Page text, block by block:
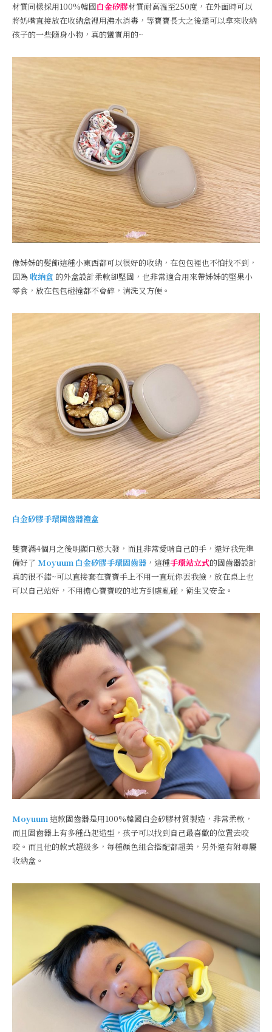
材質同樣採用100%韓國白金矽膠材質耐高溫至250度，在外面時可以
將奶嘴直接放在收納盒裡用沸水消毒，等寶寶長大之後還可以拿來收納
孩子的一些隨身小物，真的蠻實用的~
像姊姊的髮飾這種小東西都可以很好的收納，在包包裡也不怕找不到，
因為收納盒 的外盒設計柔軟卻堅固，也非常適合用來帶姊姊的堅果小
零食，放在包包碰撞都不會碎，清洗又方便。
白金矽膠手環固齒器禮盒
雙寶滿4個月之後明顯口慾大發，而且非常愛啃自己的手，還好我先準
備好了 Moyuum 白金矽膠手環固齒器 ，這種手環站立式的固齒器設計
真的很不錯~可以直接套在寶寶手上不用一直玩你丟我撿，放在桌上也
可以自己站好，不用擔心寶寶咬的地方到處亂碰，衛生又安全。
Moyuum 這款固齒器是用100%韓國白金矽膠材質製造，非常柔軟，
而且固齒器上有多種凸起造型，孩子可以找到自己最喜歡的位置去咬
咬。而且他的款式超級多，每種顏色組合搭配都超美，另外還有附專屬
收納盒。